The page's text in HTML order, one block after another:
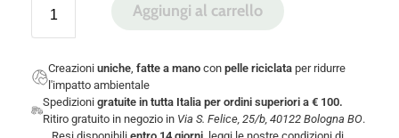
Aggiungi al carrello
Creazioniuniche,fatte a mano conpelle riciclata per ridurre
l'impatto ambientale
Spedizioni gratuite in tutta Italia per ordini superiori a € 100.
Ritiro gratuito in negozio in Via S. Felice, 25/b, 40122 Bologna BO.